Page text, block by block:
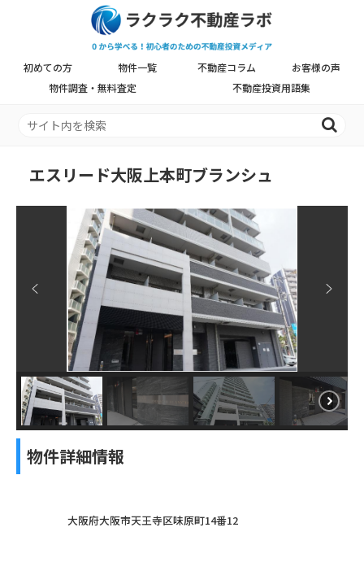
初めての方 物件一覧 不動産コラム
お客様の声
物件調査・無料査定
不動産投資用語集
エスリード大阪上本町ブランシュ
物件詳細情報
大阪府大阪市天王寺区味原町14番12